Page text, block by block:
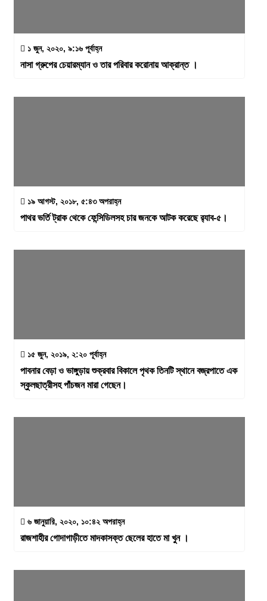
১ জুন, ২০২০, ৯:১৬ পূর্বাহ্ন
নাসা গ্রুপের চেয়ারম্যান ও তার পরিবার করোনায় আক্রান্ত ।
১৯ আগস্ট, ২০১৮, ৫:৪৩ অপরাহ্ন
পাথর ভর্তি ট্রাক থেকে ফেন্সিডিলসহ চার জনকে আটক করেছে র‍্যাব-৫।
১৫ জুন, ২০১৯, ২:২০ পূর্বাহ্ন
পাবনার বেড়া ও ভাঙ্গুড়ায় শুক্রবার বিকালে পৃথক তিনটি স্থানে বজ্রপাতে এক
স্কুলছাত্রীসহ পাঁচজন মারা গেছেন।
৬ জানুয়ারি, ২০২০, ১০:৪২ অপরাহ্ন
রাজশাহীর গোদাগাড়ীতে মাদকাসক্ত ছেলের হাতে মা খুন ।